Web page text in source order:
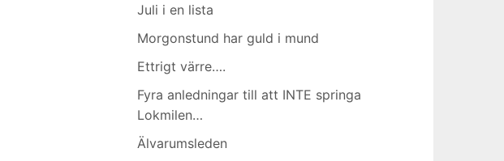
Juli i en lista
Morgonstund har guld i mund
Ettrigt värre….
Fyra anledningar till att INTE springa
Lokmilen…
Älvarumsleden